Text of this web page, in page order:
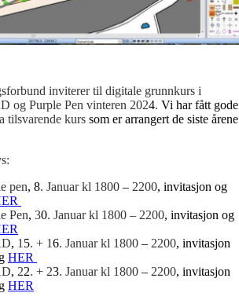
inviterer til digitale grunnkurs i
og Purple Pen vinteren 2024. Vi har fått gode
tilsvarende kurs som er arrangert de siste
pen, 8. Januar kl 1800 – 2200, invitasjon og
Pen, 30. Januar kl 1800 – 2200, invitasjon og
, 1 5. + 16. Januar kl 1800 – 2200, invitasjon
HER
, 22. + 23. Januar kl 1800 – 2200, invitasjon
HER